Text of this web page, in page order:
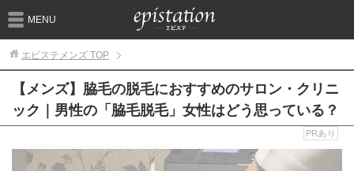
MENU
エピステメンズ TOP
【メンズ】脇毛の脱毛におすすめのサロン・クリニ
ック｜男性の「脇毛脱毛」女性はどう思っている？
PRあり